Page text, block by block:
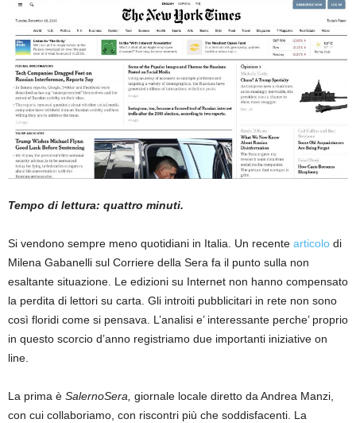
Tempo di lettura: quattro minuti.
Si vendono sempre meno quotidiani in Italia. Un recente articolo di
Milena Gabanelli sul Corriere della Sera fa il punto sulla non
esaltante situazione. Le edizioni su Internet non hanno compensato
la perdita di lettori su carta. Gli introiti pubblicitari in rete non sono
così floridi come si pensava. L’analisi e’ interessante perche’ proprio
in questo scorcio d’anno registriamo due importanti iniziative on
line.
La prima è SalernoSera, giornale locale diretto da Andrea Manzi,
con cui collaboriamo, con riscontri più che soddisfacenti. La